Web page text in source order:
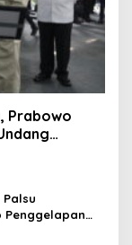
Prabowo
Penggelapan